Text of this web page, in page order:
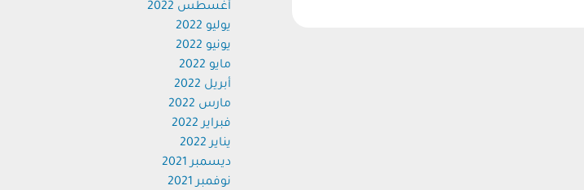
أغسطس 2022
يوليو 2022
يونيو 2022
مايو 2022
أبريل 2022
مارس 2022
فبراير 2022
يناير 2022
ديسمبر 2021
نوفمبر 2021